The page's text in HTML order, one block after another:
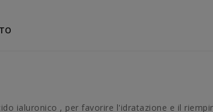
ialuronico , per favorire l'idratazione e il